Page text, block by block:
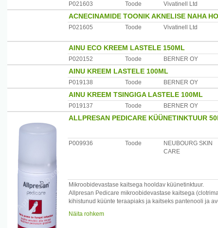
P021603 Toode Vivatinell Ltd
ACNECINAMIDE TOONIK AKNELISE NAHA
P021605 Toode Vivatinell Ltd
AINU ECO KREEM LASTELE 150ML
P020152 Toode BERNER OY
AINU KREEM LASTELE 100ML
P019138 Toode BERNER OY
AINU KREEM TSINGIGA LASTELE 100ML
P019137 Toode BERNER OY
ALLPRESAN PEDICARE KÜÜNETINKTUUR
P009936 Toode
NEUBOURG SKIN
CARE
Mikroobidevastase kaitsega hooldav küünetinktuur.
Allpresan Pedicare mikroobidevastase kaitsega
kihistunud küünte teraapiaks ja kaitseks pantenooli ja
Mugav hügieeniline kasutamine. Ei sisalda lõhna-,
Näita rohkem